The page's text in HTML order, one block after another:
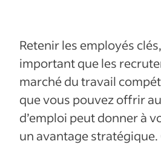
Retenir les employés
important que les
marché du travail
que vous pouvez offrir
d’emploi peut donner à
un avantage stratégique.